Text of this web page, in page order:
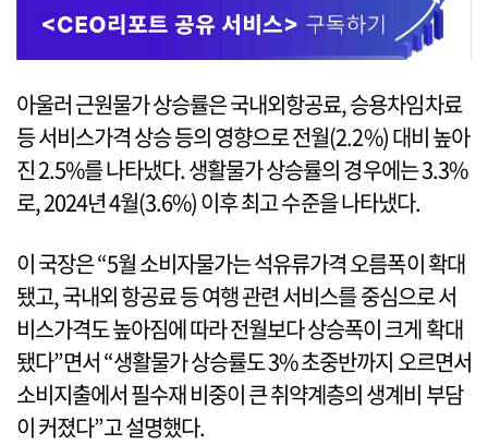
아울러 근원물가 상승률은 국내외항공료, 승용차임차료
등 서비스가격 상승 등의 영향으로 전월(2.2%) 대비 높아
진 2.5%를 나타냈다. 생활물가 상승률의 경우에는 3.3%
로, 2024년 4월(3.6%) 이후 최고 수준을 나타냈다.
이 국장은 “5월 소비자물가는 석유류가격 오름폭이 확대
됐고, 국내외 항공료 등 여행 관련 서비스를 중심으로 서
비스가격도 높아짐에 따라 전월보다 상승폭이 크게 확대
됐다”면서 “생활물가 상승률도 3% 초중반까지 오르면서
소비지출에서 필수재 비중이 큰 취약계층의 생계비 부담
이 커졌다”고 설명했다.